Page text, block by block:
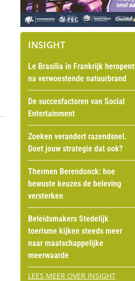
INSIGHT
Le Brasilia in Frankrijk heropent
na verwoestende natuurbrand
De succesfactoren van Social
Entertainment
Zoeken verandert razendsnel.
Doet jouw strategie dat ook?
Thermen Berendonck: hoe
bewuste keuzes de beleving
versterken
Beleidsmakers Stedelijk
toerisme kijken steeds meer
naar maatschappelijke
meerwaarde
LEES MEER OVER INSIGHT